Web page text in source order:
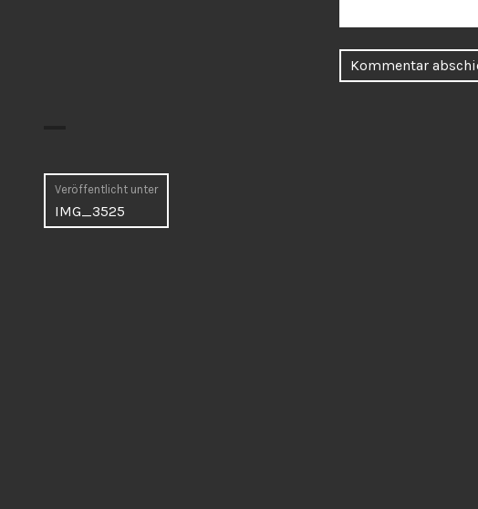
Beitragsnavigation
Veröffentlicht unter
IMG_3525